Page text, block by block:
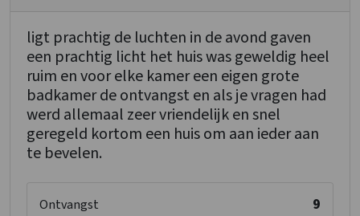
ligt prachtig de luchten in de avond gaven
een prachtig licht het huis was geweldig heel
ruim en voor elke kamer een eigen grote
badkamer de ontvangst en als je vragen had
werd allemaal zeer vriendelijk en snel
geregeld kortom een huis om aan ieder aan
te bevelen.
Ontvangst 9